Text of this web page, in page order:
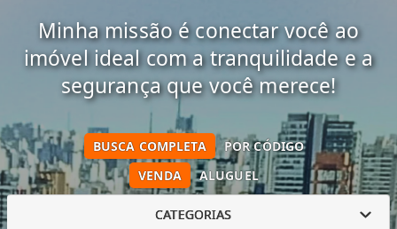
Minha missão é conectar você ao
imóvel ideal com a tranquilidade e a
segurança que você merece!
VENDA ALUGUEL
BUSCA COMPLETA POR CÓDIGO
CATEGORIAS